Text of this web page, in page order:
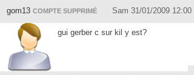
gom13 COMPTE SUPPRIMÉ Sam 31/01/2009 12:00
gui gerber c sur kil y est?